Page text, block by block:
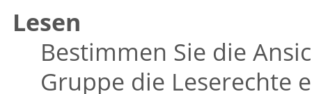
Lesen
Bestimmen Sie die
Gruppe die Leserechte